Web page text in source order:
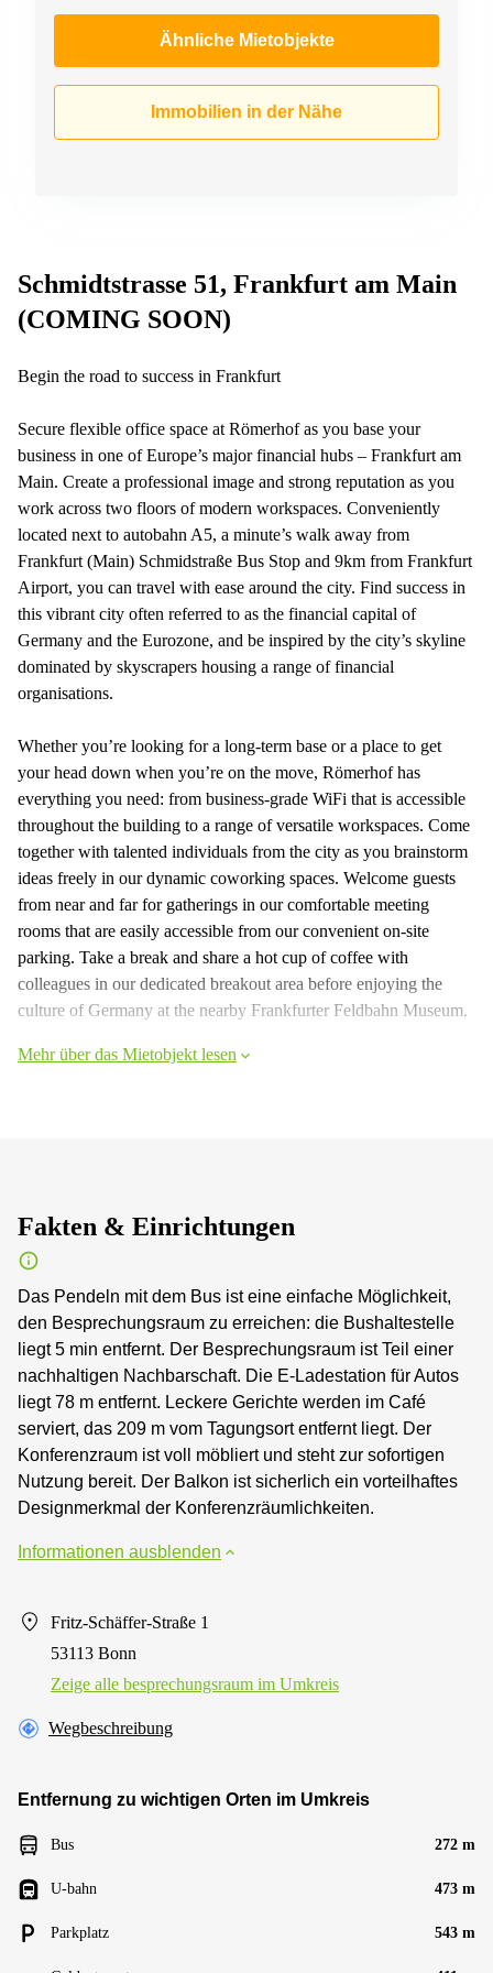
Ähnliche Mietobjekte
Immobilien in der Nähe
Schmidtstrasse 51, Frankfurt am Main
(COMING SOON)
Begin the road to success in Frankfurt
Secure flexible office space at Römerhof as you base your
business in one of Europe’s major financial hubs – Frankfurt am
Main. Create a professional image and strong reputation as you
work across two floors of modern workspaces. Conveniently
located next to autobahn A5, a minute’s walk away from
Frankfurt (Main) Schmidstraße Bus Stop and 9km from Frankfurt
Airport, you can travel with ease around the city. Find success in
this vibrant city often referred to as the financial capital of
Germany and the Eurozone, and be inspired by the city’s skyline
dominated by skyscrapers housing a range of financial
organisations.
Whether you’re looking for a long-term base or a place to get
your head down when you’re on the move, Römerhof has
everything you need: from business-grade WiFi that is accessible
throughout the building to a range of versatile workspaces. Come
together with talented individuals from the city as you brainstorm
ideas freely in our dynamic coworking spaces. Welcome guests
from near and far for gatherings in our comfortable meeting
rooms that are easily accessible from our convenient on-site
parking. Take a break and share a hot cup of coffee with
colleagues in our dedicated breakout area before enjoying the
culture of Germany at the nearby Frankfurter Feldbahn Museum.
Mehr über das Mietobjekt lesen
Fakten & Einrichtungen
Das Pendeln mit dem Bus ist eine einfache Möglichkeit,
den Besprechungsraum zu erreichen: die Bushaltestelle
liegt 5 min entfernt. Der Besprechungsraum ist Teil einer
nachhaltigen Nachbarschaft. Die E-Ladestation für Autos
liegt 78 m entfernt. Leckere Gerichte werden im Café
serviert, das 209 m vom Tagungsort entfernt liegt. Der
Konferenzraum ist voll möbliert und steht zur sofortigen
Nutzung bereit. Der Balkon ist sicherlich ein vorteilhaftes
Designmerkmal der Konferenzräumlichkeiten.
Informationen ausblenden
Fritz-Schäffer-Straße 1
53113 Bonn
Zeige alle besprechungsraum im Umkreis
Wegbeschreibung
Entfernung zu wichtigen Orten im Umkreis
Bus 272 m
U-bahn 473 m
Parkplatz 543 m